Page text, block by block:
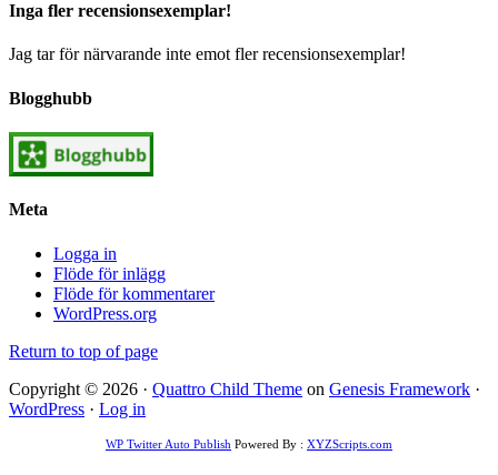
Inga fler recensionsexemplar!
Jag tar för närvarande inte emot fler recensionsexemplar!
Blogghubb
Meta
Logga in
Flöde för inlägg
Flöde för kommentarer
WordPress.org
Return to top of page
Copyright © 2026 · Quattro Child Theme on Genesis Framework ·
WordPress · Log in
WP Twitter Auto Publish Powered By : XYZScripts.com